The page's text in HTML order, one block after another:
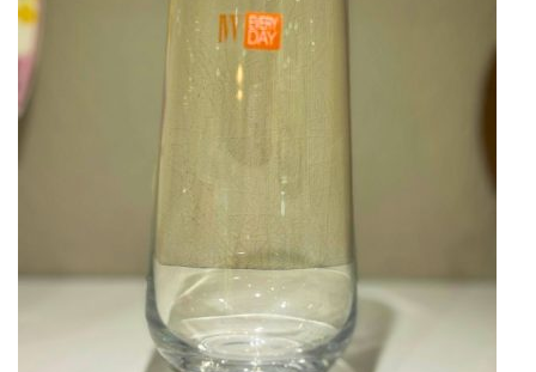
€110,00.